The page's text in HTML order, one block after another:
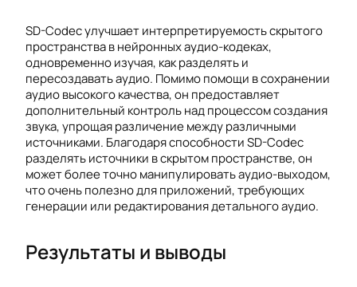
SD-Codec улучшает интерпретируемость скрытого
пространства в нейронных аудио-кодеках,
одновременно изучая, как разделять и
пересоздавать аудио. Помимо помощи в сохранении
аудио высокого качества, он предоставляет
дополнительный контроль над процессом создания
звука, упрощая различение между различными
источниками. Благодаря способности SD-Codec
разделять источники в скрытом пространстве, он
может более точно манипулировать аудио-выходом,
что очень полезно для приложений, требующих
генерации или редактирования детального аудио.
Результаты и выводы